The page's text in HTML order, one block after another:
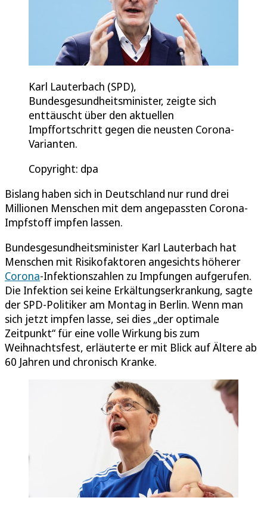
Karl Lauterbach (SPD),
Bundesgesundheitsminister, zeigte sich
enttäuscht über den aktuellen
Impffortschritt gegen die neusten Corona-
Varianten.
Copyright: dpa
Bislang haben sich in Deutschland nur rund drei
Millionen Menschen mit dem angepassten Corona-
Impfstoff impfen lassen.
Bundesgesundheitsminister Karl Lauterbach hat
Menschen mit Risikofaktoren angesichts höherer
Corona-Infektionszahlen zu Impfungen aufgerufen.
Die Infektion sei keine Erkältungserkrankung, sagte
der SPD-Politiker am Montag in Berlin. Wenn man
sich jetzt impfen lasse, sei dies „der optimale
Zeitpunkt“ für eine volle Wirkung bis zum
Weihnachtsfest, erläuterte er mit Blick auf Ältere ab
60 Jahren und chronisch Kranke.